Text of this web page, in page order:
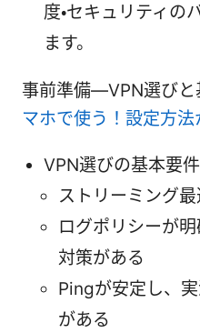
度・セキュリティの
ます。
事前準備—VPN選びと
マホで使う！設定方
VPN選びの基本要件
ストリーミング
ログポリシーが
対策がある
Pingが安定し、
がある